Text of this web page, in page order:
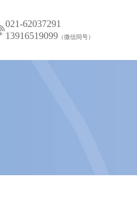
021-62037291
13916519099 （微信同号）